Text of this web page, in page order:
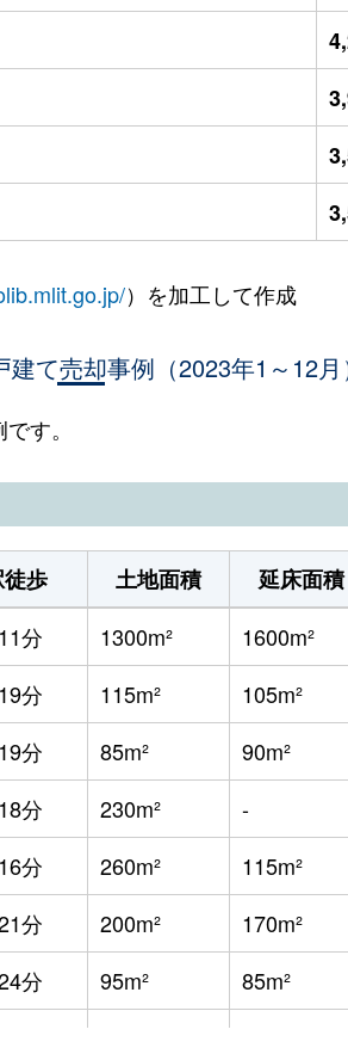
）を加工して作成
て売却事例（2023年1～12月
す。
歩 土地面積 延床面積
分 1300m² 1600m²
分 115m² 105m²
分 85m² 90m²
分 230m² -
分 260m² 115m²
分 200m² 170m²
分 95m² 85m²